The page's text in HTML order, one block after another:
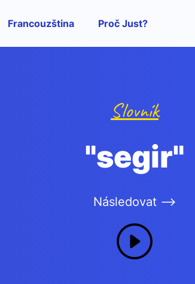
Francouzština Proč Just?
Slovník
"segir"
Následovat -->